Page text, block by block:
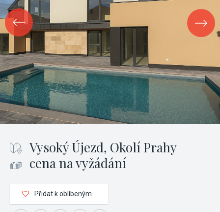
Vysoký Újezd, Okolí Prahy
cena na vyžádání
Přidat k oblíbeným